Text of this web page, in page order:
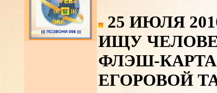
25 ИЮЛЯ
ИЩУ
ФЛЭШ-
ЕГОРОВОЙ